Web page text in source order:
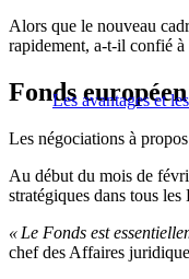
Alors que le nouveau
rapidement, a-t-il confié
Les avantages et
Fonds
Les négociations à
Au début du mois de
stratégiques dans tous les
« Le Fonds est
chef des Affaires